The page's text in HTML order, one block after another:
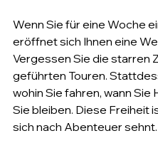
Wenn Sie für eine Woche
eröffnet sich Ihnen eine
Vergessen Sie die starren
geführten Touren.
wohin Sie fahren, wann Sie
Sie bleiben. Diese Freiheit
sich nach Abenteuer sehnt.